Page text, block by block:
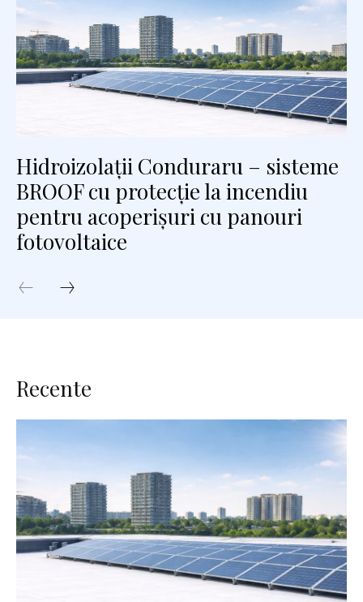
Hidroizolații Conduraru – sisteme
BROOF cu protecție la incendiu
pentru acoperișuri cu panouri
fotovoltaice
Recente